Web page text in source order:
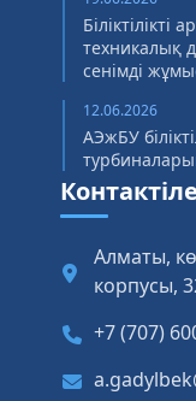
техникалық
сенімді
12.06.2026
АЭжБУ
Алматы,
корпусы,
+7 (707)